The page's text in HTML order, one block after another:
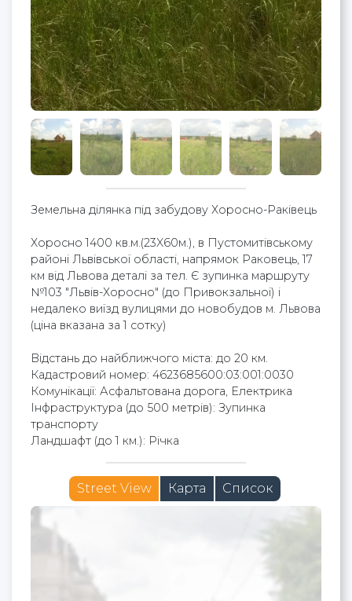
Земельна ділянка під забудову Хоросно-Раківець
Хоросно 1400 кв.м.(23X60м.), в Пустомитівському
районі Львівської області, напрямок Раковець, 17
км від Львова деталі за тел. Є зупинка маршруту
№103 "Львів-Хоросно" (до Привокзальної) і
недалеко виїзд вулицями до новобудов м. Львова
(ціна вказана за 1 сотку)
Відстань до найближчого міста: до 20 км.
Кадастровий номер: 4623685600:03:001:0030
Комунікації: Асфальтована дорога, Електрика
Інфраструктура (до 500 метрів): Зупинка
транспорту
Ландшафт (до 1 км.): Річка
Street View Карта Список